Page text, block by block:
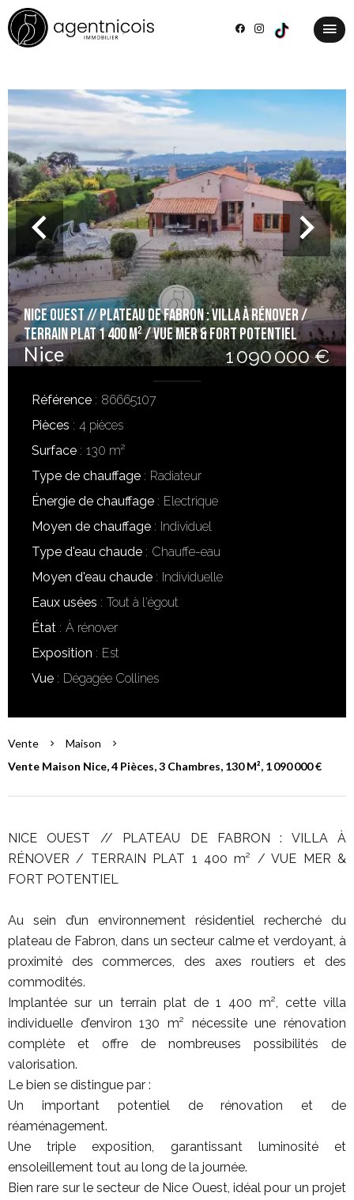
NICE OUEST // PLATEAU DE FABRON : VILLA À RÉNOVER /
TERRAIN PLAT 1 400 m² / VUE MER & FORT POTENTIEL
Nice 1 090 000 €
Référence
86665107
Pièces
4 pièces
Surface
130 m²
Type de chauffage
Radiateur
Énergie de chauffage
Electrique
Moyen de chauffage
Individuel
Type d'eau chaude
Chauffe-eau
Moyen d'eau chaude
Individuelle
Eaux usées
Tout à l'égout
État
À rénover
Exposition
Est
Vue
Dégagée Collines
Vente
Maison
Vente Maison Nice, 4 Pièces, 3 Chambres, 130 M², 1 090 000 €
NICE OUEST // PLATEAU DE FABRON : VILLA À
RÉNOVER / TERRAIN PLAT 1 400 m² / VUE MER &
FORT POTENTIEL
Au sein d’un environnement résidentiel recherché du
plateau de Fabron, dans un secteur calme et verdoyant, à
proximité des commerces, des axes routiers et des
commodités.
Implantée sur un terrain plat de 1 400 m², cette villa
individuelle d’environ 130 m² nécessite une rénovation
complète et offre de nombreuses possibilités de
valorisation.
Le bien se distingue par :
Un important potentiel de rénovation et de
réaménagement.
Une triple exposition, garantissant luminosité et
ensoleillement tout au long de la journée.
Bien rare sur le secteur de Nice Ouest, idéal pour un projet